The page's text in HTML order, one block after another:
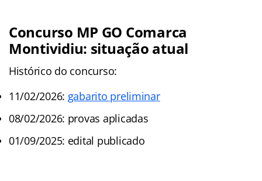
Concurso MP GO Comarca
Montividiu: situação atual
Histórico do concurso:
11/02/2026: gabarito preliminar
08/02/2026: provas aplicadas
01/09/2025: edital publicado